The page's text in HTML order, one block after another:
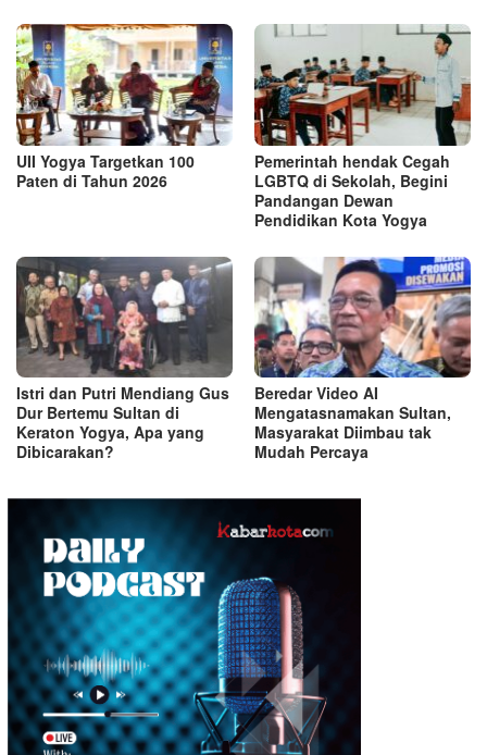
UII Yogya Targetkan 100
Paten di Tahun 2026
Pemerintah hendak Cegah
LGBTQ di Sekolah, Begini
Pandangan Dewan
Pendidikan Kota Yogya
Istri dan Putri Mendiang Gus
Dur Bertemu Sultan di
Keraton Yogya, Apa yang
Dibicarakan?
Beredar Video AI
Mengatasnamakan Sultan,
Masyarakat Diimbau tak
Mudah Percaya